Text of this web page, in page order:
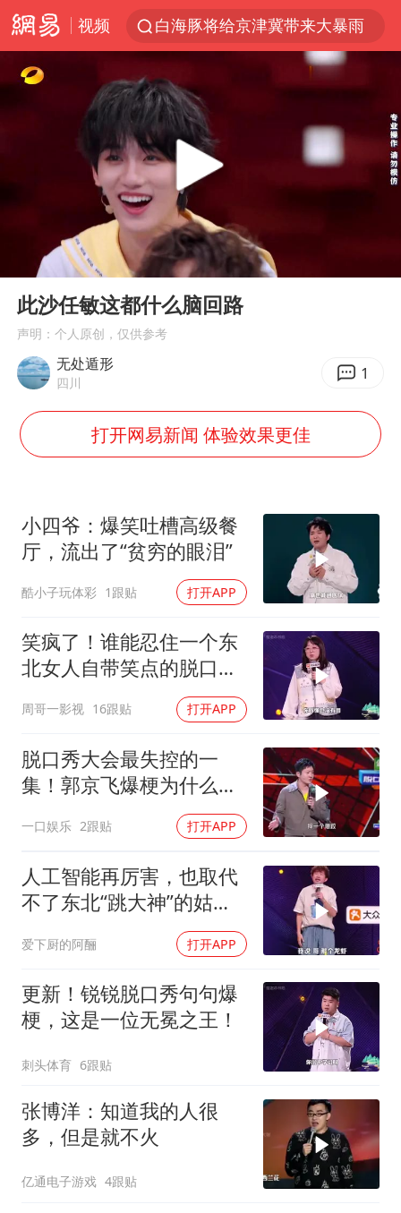
视频
白海豚将给京津冀带来大暴雨
《披荆斩棘2026》阵容官宣
国足U17与阿森纳决赛取消 并列冠军
2025年小学教师减少13.19万
王艺迪2-4不敌张本美和止步4强
以军士兵把枪口对准中国记者
韩军前线部队连曝丑闻
《龙餐馆》 冲奖
笔试第一被劝弃考涉事副校长被撤职
挡“张雪机车”民进党当局怕什么
中国第1高楼阻尼器摆动明显
Play
00:00
此沙任敏这都什么脑回路
声明：个人原创，仅供参考
无处遁形
四川 1
打开网易新闻 体验效果更佳
小四爷：爆笑吐槽高级餐
厅，流出了“贫穷的眼泪”
酷小子玩体彩 1跟贴 打开APP
笑疯了！谁能忍住一个东
北女人自带笑点的脱口
周哥一影视 16跟贴 打开APP
脱口秀大会最失控的一
集！郭京飞爆梗为什么让
一口娱乐 2跟贴 打开APP
人工智能再厉害，也取代
不了东北“跳大神”的姑
爱下厨的阿酾 打开APP
更新！锐锐脱口秀句句爆
梗，这是一位无冕之王！
刺头体育 6跟贴
张博洋：知道我的人很
多，但是就不火
亿通电子游戏 4跟贴